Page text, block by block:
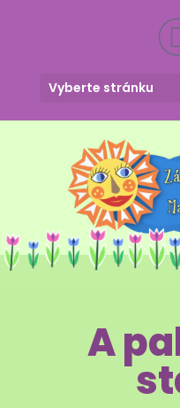
Vyberte stránku
A